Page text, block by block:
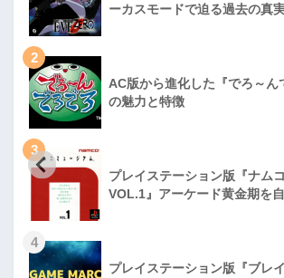
ーカスモードで迫る過去の真
2
AC版から進化した『でろ～ん
の魅力と特徴
3
プレイステーション版『ナム
VOL.1』アーケード黄金期を
4
プレイステーション版『ブレ